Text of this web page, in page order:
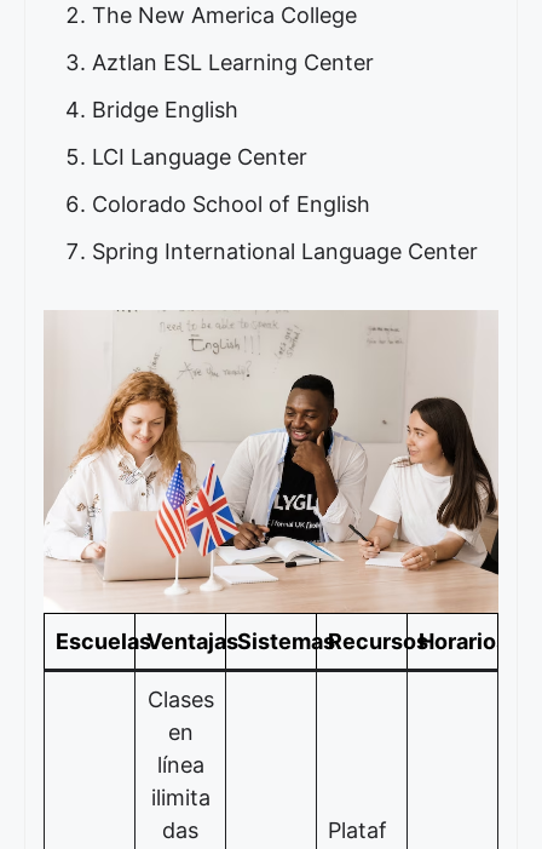
The New America College
Aztlan ESL Learning Center
Bridge English
LCI Language Center
Colorado School of English
Spring International Language Center
EscuelasVentajasSistemasRecursosHorarios
Clases
en
línea
ilimita
das
Plataf